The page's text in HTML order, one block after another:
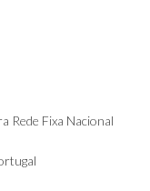
Rede Fixa Nacional